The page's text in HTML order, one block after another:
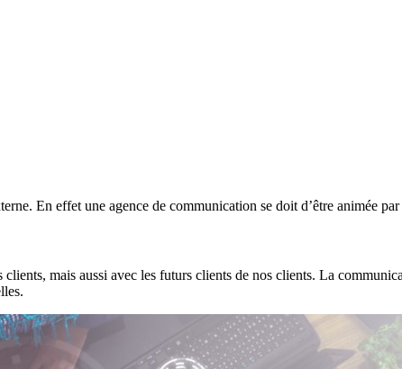
En effet une agence de communication se doit d’être animée
mais aussi avec les futurs clients de nos clients. La